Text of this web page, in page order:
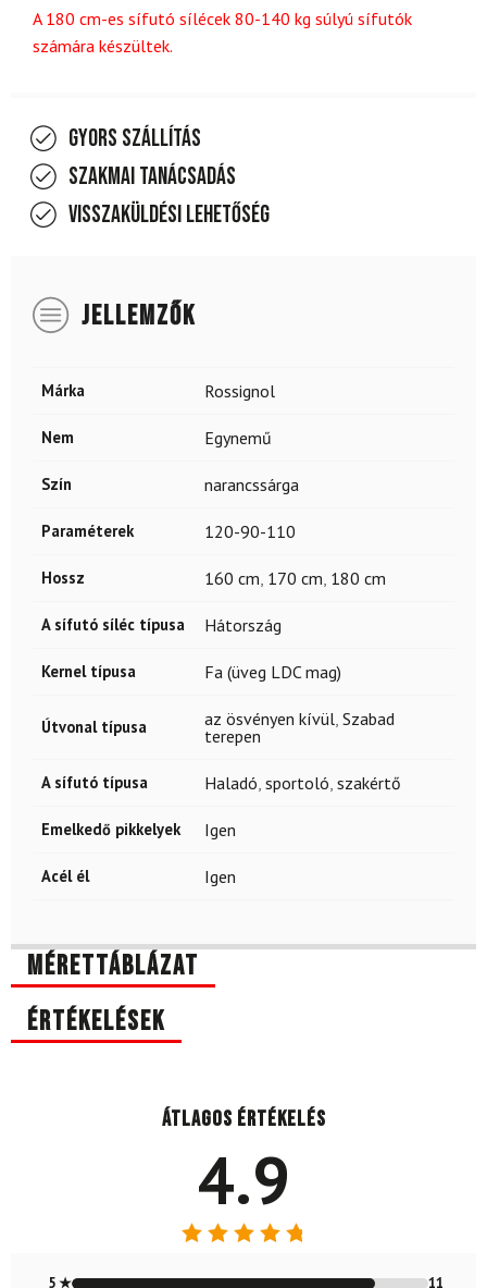
A 180 cm-es sífutó sílécek 80-140 kg súlyú sífutók
számára készültek.
Gyors szállítás
Szakmai tanácsadás
Visszaküldési lehetőség
JELLEMZŐK
Márka Rossignol
Nem Egynemű
Szín narancssárga
Paraméterek 120-90-110
Hossz 160 cm, 170 cm, 180 cm
A sífutó síléc típusa Hátország
Kernel típusa Fa (üveg LDC mag)
Útvonal típusa az ösvényen kívül, Szabad
terepen
A sífutó típusa Haladó, sportoló, szakértő
Emelkedő pikkelyek Igen
Acél él Igen
Mérettáblázat
Értékelések
Átlagos értékelés
4.9
4.85/ 5
5 ★
11